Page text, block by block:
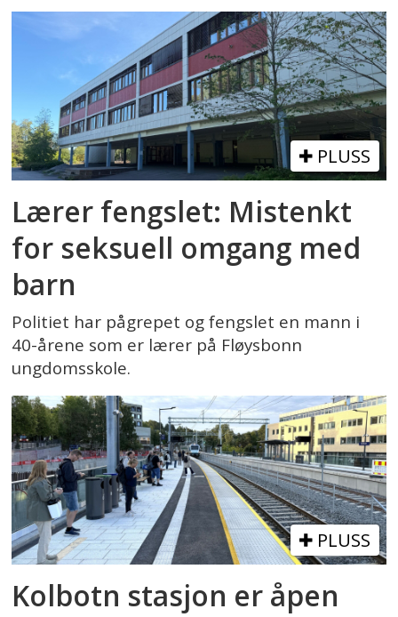
PLUSS
Lærer fengslet: Mistenkt
for seksuell omgang med
barn
Politiet har pågrepet og fengslet en mann i
40-årene som er lærer på Fløysbonn
ungdomsskole.
PLUSS
Kolbotn stasjon er åpen